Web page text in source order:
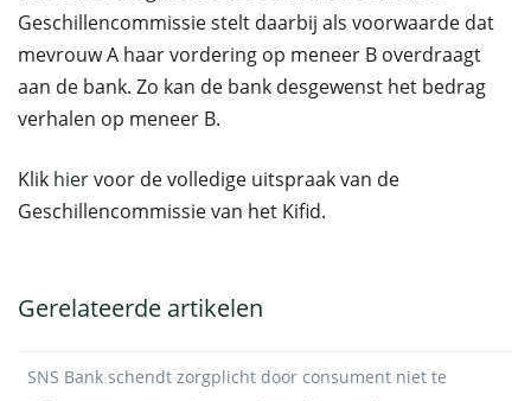
Geschillencommissie stelt daarbij als voorwaarde dat
mevrouw A haar vordering op meneer B overdraagt
aan de bank. Zo kan de bank desgewenst het bedrag
verhalen op meneer B.
Klik hiervoor de volledige uitspraak van de
Geschillencommissie van het Kifid.
Gerelateerde artikelen
SNS Bank schendt zorgplicht door consument niet te